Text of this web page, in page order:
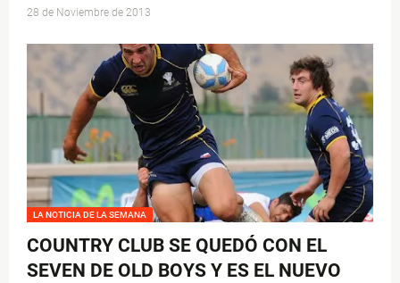
28 de Noviembre de 2013
LA NOTICIA DE LA SEMANA
COUNTRY CLUB SE QUEDÓ CON EL
SEVEN DE OLD BOYS Y ES EL NUEVO